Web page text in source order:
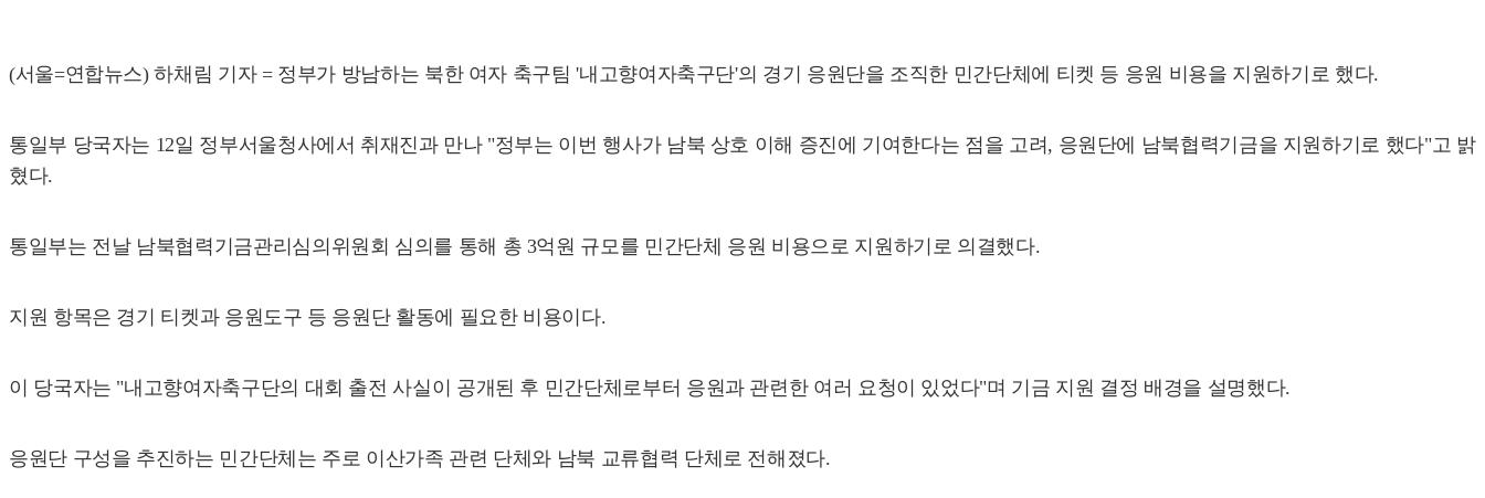
(서울=연합뉴스) 하채림 기자 = 정부가 방남하는 북한 여자 축구팀 '내고향여자축구단'의 경기 응원단을 조직한 민간단체에 티켓 등 응원 비용을 지원하기로 했다.
통일부 당국자는 12일 정부서울청사에서 취재진과 만나 "정부는 이번 행사가 남북 상호 이해 증진에 기여한다는 점을 고려, 응원단에 남북협력기금을 지원하기로 했다"고 밝
혔다.
통일부는 전날 남북협력기금관리심의위원회 심의를 통해 총 3억원 규모를 민간단체 응원 비용으로 지원하기로 의결했다.
지원 항목은 경기 티켓과 응원도구 등 응원단 활동에 필요한 비용이다.
이 당국자는 "내고향여자축구단의 대회 출전 사실이 공개된 후 민간단체로부터 응원과 관련한 여러 요청이 있었다"며 기금 지원 결정 배경을 설명했다.
응원단 구성을 추진하는 민간단체는 주로 이산가족 관련 단체와 남북 교류협력 단체로 전해졌다.